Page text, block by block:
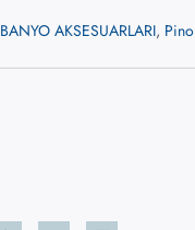
BANYO AKSESUARLARI, Pino